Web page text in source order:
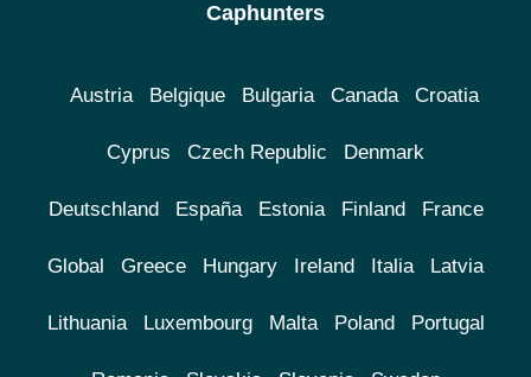
Caphunters
Austria Belgique Bulgaria Canada Croatia
Cyprus Czech Republic Denmark
Deutschland España Estonia Finland France
Global Greece Hungary Ireland Italia Latvia
Lithuania Luxembourg Malta Poland Portugal